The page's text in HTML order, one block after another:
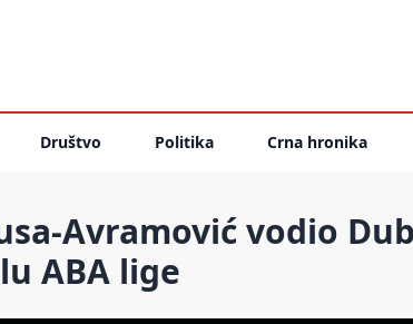
Društvo Politika Crna hronika
Avramović vodio
ABA lige